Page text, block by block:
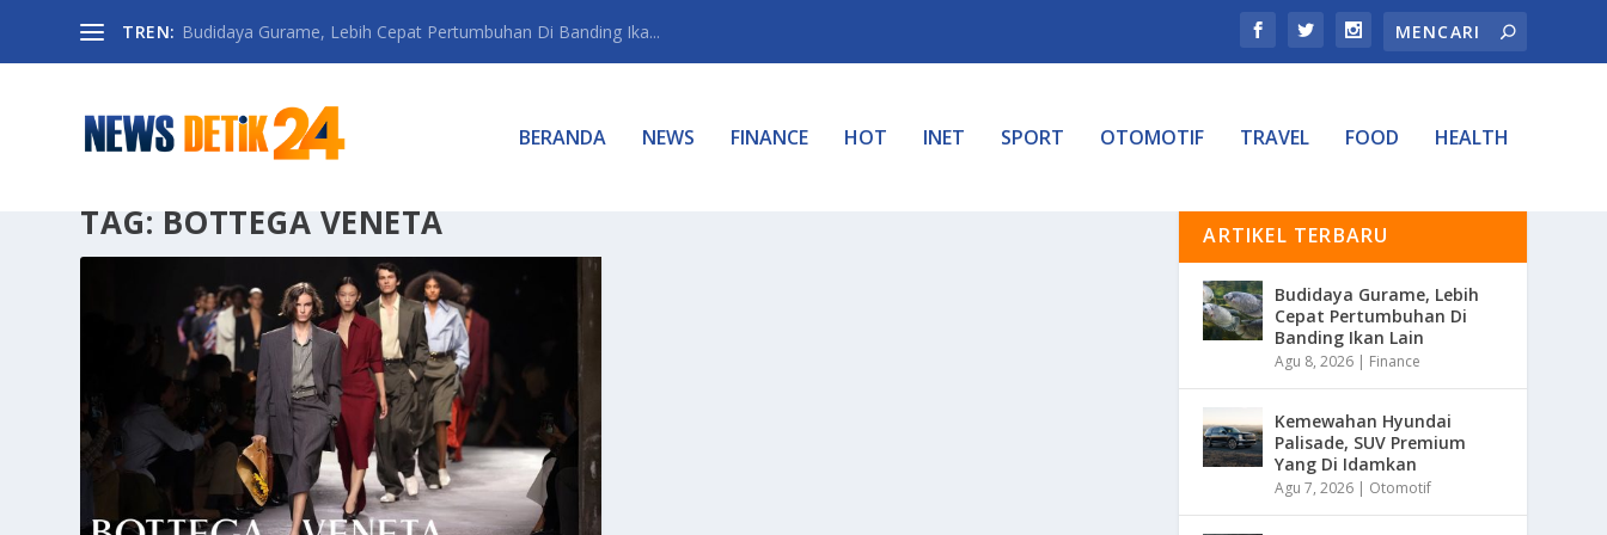
TREN: Budidaya Gurame, Lebih Cepat Pertumbuhan Di Banding Ika...
BERANDA NEWS FINANCE HOT INET SPORT OTOMOTIF TRAVEL FOOD HEALTH
TAG: BOTTEGA VENETA ARTIKEL TERBARU
Budidaya Gurame, Lebih
Cepat Pertumbuhan Di
Banding Ikan Lain
Agu 8, 2026 | Finance
Kemewahan Hyundai
Palisade, SUV Premium
Yang Di Idamkan
Agu 7, 2026 | Otomotif